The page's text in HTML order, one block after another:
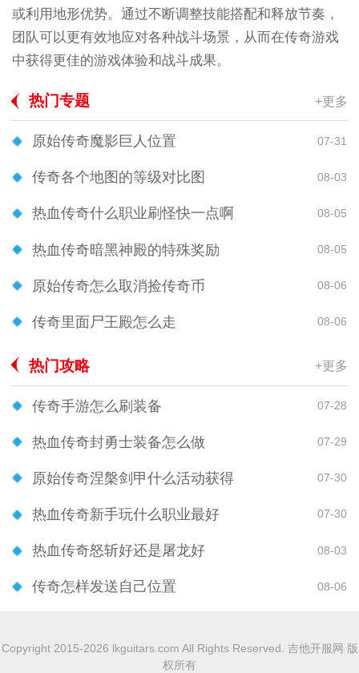
或利用地形优势。通过不断调整技能搭配和释放节奏，
团队可以更有效地应对各种战斗场景，从而在传奇游戏
中获得更佳的游戏体验和战斗成果。
热门专题 +更多
原始传奇魔影巨人位置 07-31
传奇各个地图的等级对比图 08-03
热血传奇什么职业刷怪快一点啊 08-05
热血传奇暗黑神殿的特殊奖励 08-05
原始传奇怎么取消捡传奇币 08-06
传奇里面尸王殿怎么走 08-06
热门攻略 +更多
传奇手游怎么刷装备 07-28
热血传奇封勇士装备怎么做 07-29
原始传奇涅槃剑甲什么活动获得 07-30
热血传奇新手玩什么职业最好 07-30
热血传奇怒斩好还是屠龙好 08-03
传奇怎样发送自己位置 08-06
Copyright 2015-2026 lkguitars.com All Rights Reserved. 吉他开服网 版
权所有